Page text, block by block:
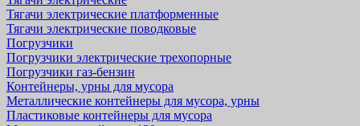
Тягачи электрические платформенные
Тягачи электрические поводковые
Погрузчики
Погрузчики электрические трехопорные
Погрузчики газ-бензин
Контейнеры, урны для мусора
Металлические контейнеры для мусора, урны
Пластиковые контейнеры для мусора